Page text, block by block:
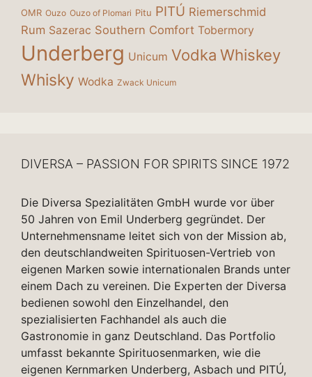
OMR Ouzo Ouzo of Plomari Pitu PITÚ Riemerschmid
Rum Sazerac Southern Comfort Tobermory
Underberg Unicum Vodka Whiskey
Whisky Wodka Zwack Unicum
DIVERSA – PASSION FOR SPIRITS SINCE 1972
Die Diversa Spezialitäten GmbH wurde vor über
50 Jahren von Emil Underberg gegründet. Der
Unternehmensname leitet sich von der Mission ab,
den deutschlandweiten Spirituosen-Vertrieb von
eigenen Marken sowie internationalen Brands unter
einem Dach zu vereinen. Die Experten der Diversa
bedienen sowohl den Einzelhandel, den
spezialisierten Fachhandel als auch die
Gastronomie in ganz Deutschland. Das Portfolio
umfasst bekannte Spirituosenmarken, wie die
eigenen Kernmarken Underberg, Asbach und PITÚ,